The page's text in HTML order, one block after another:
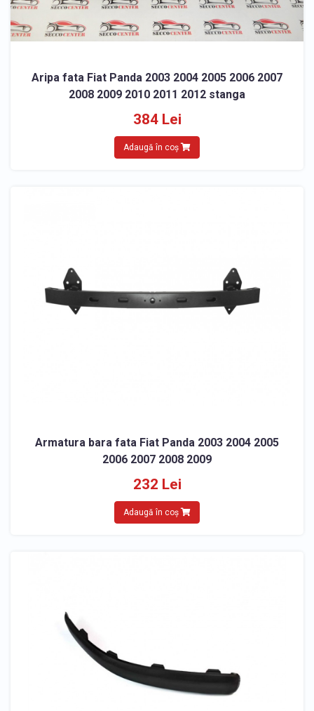
Aripa fata Fiat Panda 2003 2004 2005 2006 2007
2008 2009 2010 2011 2012 stanga
384 Lei
Adaugă în coș
Armatura bara fata Fiat Panda 2003 2004 2005
2006 2007 2008 2009
232 Lei
Adaugă în coș